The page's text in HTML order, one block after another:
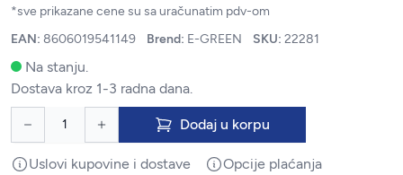
*sve prikazane cene su sa uračunatim pdv-om
EAN: 8606019541149 Brend: E-GREEN SKU: 22281
Na stanju.
Dostava kroz 1-3 radna dana.
Dodaj u korpu
Uslovi kupovine i dostave Opcije plaćanja